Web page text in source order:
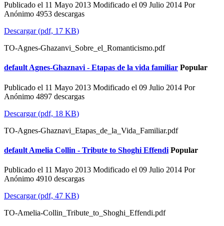
Publicado el 11 Mayo 2013 Modificado el 09 Julio 2014 Por
Anónimo 4953 descargas
Descargar(pdf, 17 KB)
TO-Agnes-Ghazanvi_Sobre_el_Romanticismo.pdf
defaultAgnes-Ghaznavi - Etapas de la vida familiar Popular
Publicado el 11 Mayo 2013 Modificado el 09 Julio 2014 Por
Anónimo 4897 descargas
Descargar(pdf, 18 KB)
TO-Agnes-Ghaznavi_Etapas_de_la_Vida_Familiar.pdf
default Amelia Collin - Tribute to Shoghi Effendi Popular
Publicado el 11 Mayo 2013 Modificado el 09 Julio 2014 Por
Anónimo 4910 descargas
Descargar(pdf, 47 KB)
TO-Amelia-Collin_Tribute_to_Shoghi_Effendi.pdf